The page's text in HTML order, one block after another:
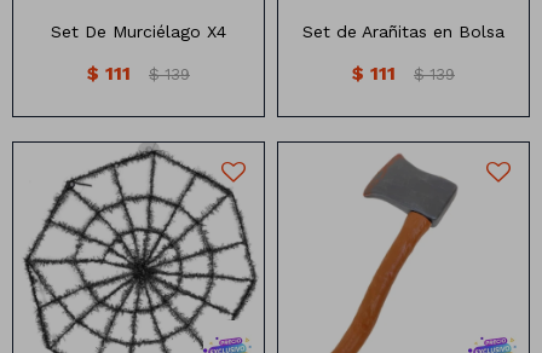
Set De Murciélago X4
$ 111 $ 139
Set de Arañitas en Bolsa
$ 111 $ 139
Telaraña rígida con luces led Hacha de 41 CM